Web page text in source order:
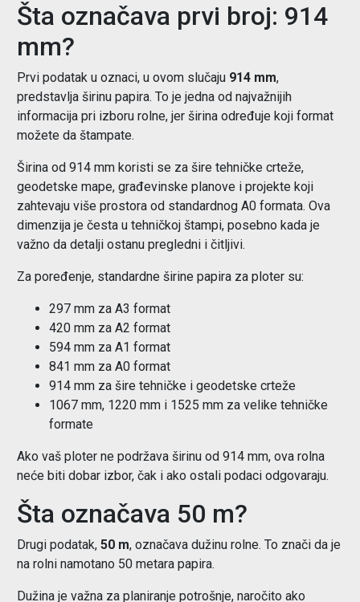
Šta označava prvi broj: 914
mm?
Prvi podatak u oznaci, u ovom slučaju 914 mm,
predstavlja širinu papira. To je jedna od najvažnijih
informacija pri izboru rolne, jer širina određuje koji format
možete da štampate.
Širina od 914 mm koristi se za šire tehničke crteže,
geodetske mape, građevinske planove i projekte koji
zahtevaju više prostora od standardnog A0 formata. Ova
dimenzija je česta u tehničkoj štampi, posebno kada je
važno da detalji ostanu pregledni i čitljivi.
Za poređenje, standardne širine papira za ploter su:
297 mm za A3 format
420 mm za A2 format
594 mm za A1 format
841 mm za A0 format
914 mm za šire tehničke i geodetske crteže
1067 mm, 1220 mm i 1525 mm za velike tehničke
formate
Ako vaš ploter ne podržava širinu od 914 mm, ova rolna
neće biti dobar izbor, čak i ako ostali podaci odgovaraju.
Šta označava 50 m?
Drugi podatak, 50 m, označava dužinu rolne. To znači da je
na rolni namotano 50 metara papira.
Dužina je važna za planiranje potrošnje, naročito ako